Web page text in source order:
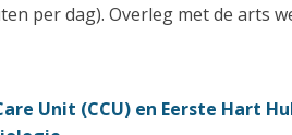
per dag). Overleg met de arts
Unit (CCU) en Eerste Hart